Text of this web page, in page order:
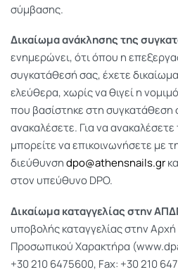
σύμβασης.
Δικαίωμα ανάκλησης της
ενημερώνει, ότι όπου η
συγκατάθεσή σας, έχετε
ελεύθερα, χωρίς να θιγεί η
που βασίστηκε στη συγκατάθεση
ανακαλέσετε. Για να
μπορείτε να επικοινωνήσετε με
διεύθυνσηdpo@athensnails.gr
στον υπεύθυνο DPO.
Δικαίωμα καταγγελίας στην
υποβολής καταγγελίας στην
Προσωπικού Χαρακτήρα
+30 210 6475600, Fax: +30 210